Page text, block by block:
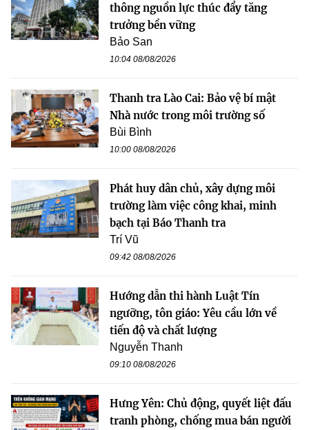
thông nguồn lực thúc đẩy tăng
trưởng bền vững
Bảo San
10:04 08/08/2026
Thanh tra Lào Cai: Bảo vệ bí mật
Nhà nước trong môi trường số
Bùi Bình
10:00 08/08/2026
Phát huy dân chủ, xây dựng môi
trường làm việc công khai, minh
bạch tại Báo Thanh tra
Trí Vũ
09:42 08/08/2026
Hướng dẫn thi hành Luật Tín
ngưỡng, tôn giáo: Yêu cầu lớn về
tiến độ và chất lượng
Nguyễn Thanh
09:10 08/08/2026
Hưng Yên: Chủ động, quyết liệt đấu
tranh phòng, chống mua bán người